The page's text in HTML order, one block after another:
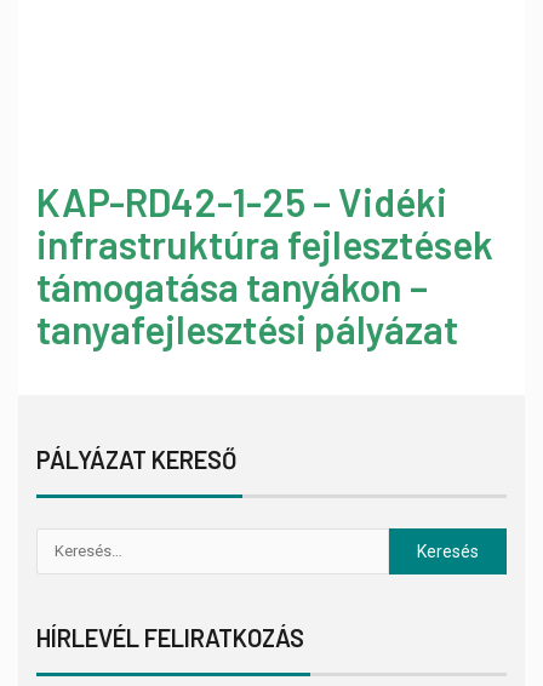
KAP-RD42-1-25 – Vidéki
infrastruktúra fejlesztések
támogatása tanyákon –
tanyafejlesztési pályázat
PÁLYÁZAT KERESŐ
HÍRLEVÉL FELIRATKOZÁS